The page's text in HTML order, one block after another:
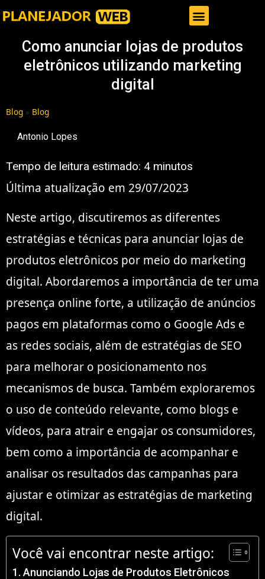
Como anunciar lojas de produtos
eletrônicos utilizando marketing
digital
Blog » Blog
Antonio Lopes
Tempo de leitura estimado: 4 minutos
Última atualização em 29/07/2023
Neste artigo, discutiremos as diferentes
estratégias e técnicas para anunciar lojas de
produtos eletrônicos por meio do marketing
digital. Abordaremos a importância de ter uma
presença online forte, a utilização de anúncios
pagos em plataformas como o Google Ads e
as redes sociais, além de estratégias de SEO
para melhorar o posicionamento nos
mecanismos de busca. Também exploraremos
o uso de conteúdo relevante, como blogs e
vídeos, para atrair e engajar os consumidores,
bem como a importância de acompanhar e
analisar os resultados das campanhas para
ajustar e otimizar as estratégias de marketing
digital.
Você vai encontrar neste artigo:
Anunciando Lojas de Produtos Eletrônicos